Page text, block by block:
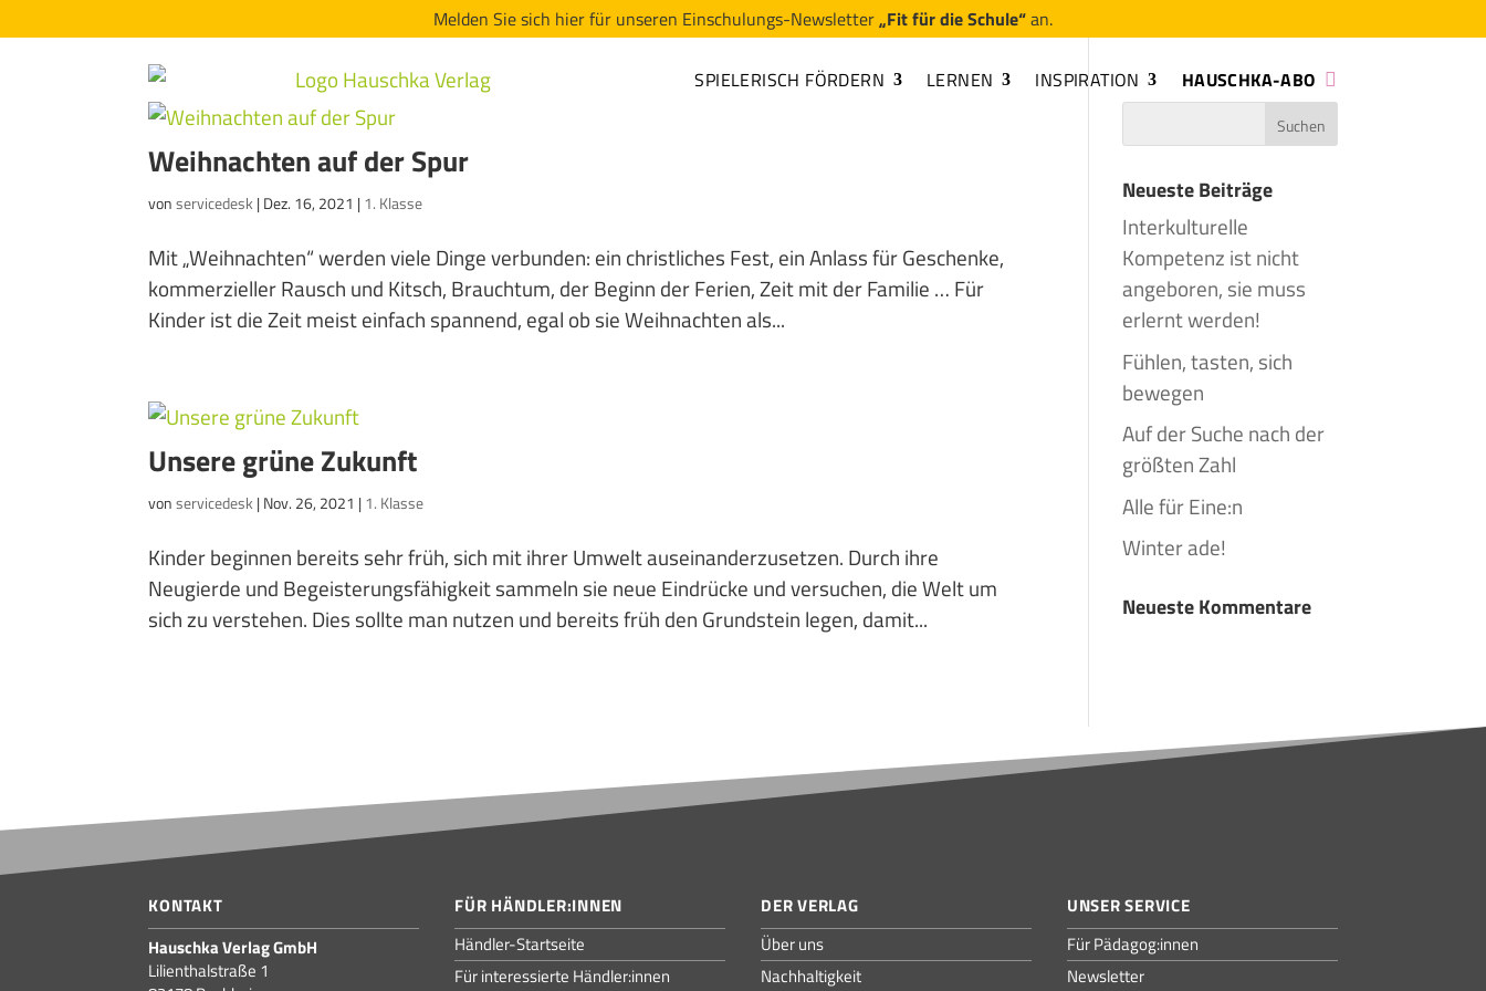
Melden Sie sich hier für unseren Einschulungs-Newsletter„Fit für die Schule“an.
SPIELERISCH FÖRDERN LERNEN INSPIRATION HAUSCHKA-ABO
Weihnachten auf der Spur
vonservicedesk |Dez. 16, 2021 |1. Klasse
Mit „Weihnachten“ werden viele Dinge verbunden: ein christliches Fest, ein Anlass für Geschenke,
kommerzieller Rausch und Kitsch, Brauchtum, der Beginn der Ferien, Zeit mit der Familie … Für
Kinder ist die Zeit meist einfach spannend, egal ob sie Weihnachten als...
Unsere grüne Zukunft
vonservicedesk |Nov. 26, 2021 |1. Klasse
Kinder beginnen bereits sehr früh, sich mit ihrer Umwelt auseinanderzusetzen. Durch ihre
Neugierde und Begeisterungsfähigkeit sammeln sie neue Eindrücke und versuchen, die Welt um
sich zu verstehen. Dies sollte man nutzen und bereits früh den Grundstein legen, damit...
Neueste Beiträge
Interkulturelle
Kompetenz ist nicht
angeboren, sie muss
erlernt werden!
Fühlen, tasten, sich
bewegen
Auf der Suche nach der
größten Zahl
Alle für Eine:n
Winter ade!
Neueste Kommentare
KONTAKT
Hauschka Verlag GmbH
Lilienthalstraße 1
FÜR HÄNDLER:INNEN
Händler-Startseite
Für interessierte Händler:innen
DER VERLAG
Über uns
Nachhaltigkeit
UNSER SERVICE
Für Pädagog:innen
Newsletter